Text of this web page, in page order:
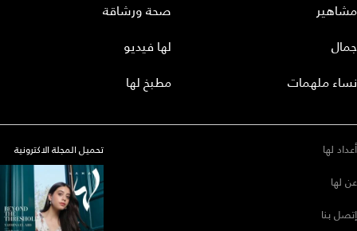
مشاهير
جمال
نساء ملهمات
صحة ورشاقة
لها فيديو
مطبخ لها
أعداد لها
عن لها
إتصل بنا
تحميل المجلة الاكترونية